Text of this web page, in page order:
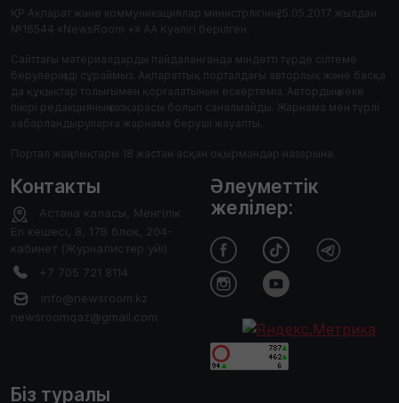
ҚР Ақпарат және коммуникациялар министрлігінің 25.05.2017 жылдан
№16544 «NewsRoom +» АА Куәлігі берілген.
Сайттағы материалдарды пайдаланғанда міндетті түрде сілтеме
берулеріңізді сұраймыз. Ақпараттық порталдағы авторлық және басқа
да құқықтар толығымен қорғалатынын ескертеміз. Автордың жеке
пікірі редакцияның көзқарасы болып саналмайды. Жарнама мен түрлі
хабарландыруларға жарнама беруші жауапты.
Портал жаңалықтары 18 жастан асқан оқырмандар назарына.
Контакты
Астана каласы, Менгілік
Ел кешесі, 8, 17В блок, 204-
кабинет (Журналистер уйі)
+7 705 721 8114
info@newsroom.kz
newsroomqaz@gmail.com
Біз туралы
Әлеуметтік
желілер: